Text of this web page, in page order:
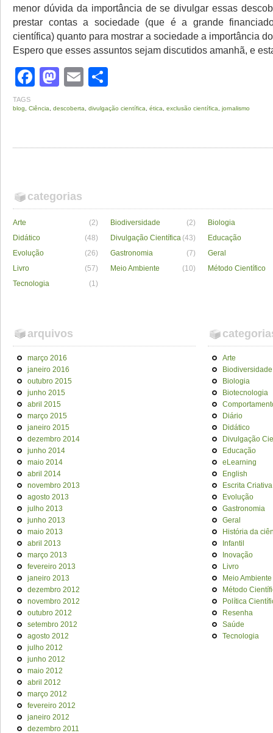
menor dúvida da importância de se divulgar essas
prestar contas a sociedade (que é a grande
científica) quanto para mostrar a sociedade a importância
Espero que esses assuntos sejam discutidos amanhã, e
Facebook
Mastodon
Email
TAGS
blog Ciência descoberta divulgação científica ética exclusão científica jornalismo
categorias
Arte (2) Biodiversidade (2)
Biologia
Didático
(48) Divulgação Científica (43)
Educação
Evolução
(26) Gastronomia (7)
Geral
Livro
(57) Meio Ambiente (10)
Método Científico
Tecnologia
(1)
arquivos
março 2016
janeiro 2016
outubro 2015
junho 2015
abril 2015
março 2015
janeiro 2015
dezembro 2014
junho 2014
maio 2014
abril 2014
novembro 2013
agosto 2013
julho 2013
junho 2013
maio 2013
abril 2013
março 2013
fevereiro 2013
janeiro 2013
dezembro 2012
novembro 2012
outubro 2012
setembro 2012
agosto 2012
julho 2012
junho 2012
maio 2012
abril 2012
março 2012
fevereiro 2012
janeiro 2012
dezembro 2011
Arte
Biodiversidade
Biologia
Biotecnologia
Diário
Didático
Divulgação
Educação
eLearning
English
Escrita Criativa
Evolução
Gastronomia
Geral
História da
Infantil
Inovação
Livro
Meio Ambiente
Método
Política
Resenha
Saúde
Tecnologia